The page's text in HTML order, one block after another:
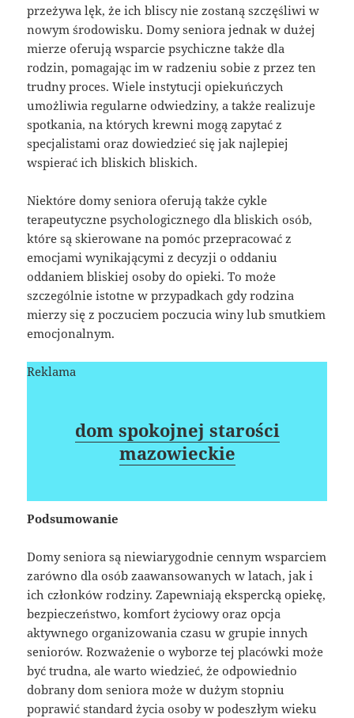
przeżywa lęk, że ich bliscy nie zostaną szczęśliwi w
nowym środowisku. Domy seniora jednak w dużej
mierze oferują wsparcie psychiczne także dla
rodzin, pomagając im w radzeniu sobie z przez ten
trudny proces. Wiele instytucji opiekuńczych
umożliwia regularne odwiedziny, a także realizuje
spotkania, na których krewni mogą zapytać z
specjalistami oraz dowiedzieć się jak najlepiej
wspierać ich bliskich bliskich.
Niektóre domy seniora oferują także cykle
terapeutyczne psychologicznego dla bliskich osób,
które są skierowane na pomóc przepracować z
emocjami wynikającymi z decyzji o oddaniu
oddaniem bliskiej osoby do opieki. To może
szczególnie istotne w przypadkach gdy rodzina
mierzy się z poczuciem poczucia winy lub smutkiem
emocjonalnym.
Reklama
dom spokojnej starości
mazowieckie
Podsumowanie
Domy seniora są niewiarygodnie cennym wsparciem
zarówno dla osób zaawansowanych w latach, jak i
ich członków rodziny. Zapewniają ekspercką opiekę,
bezpieczeństwo, komfort życiowy oraz opcja
aktywnego organizowania czasu w grupie innych
seniorów. Rozważenie o wyborze tej placówki może
być trudna, ale warto wiedzieć, że odpowiednio
dobrany dom seniora może w dużym stopniu
poprawić standard życia osoby w podeszłym wieku